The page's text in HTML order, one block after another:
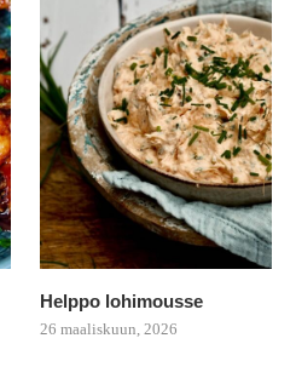
Helppo lohimousse
26 maaliskuun, 2026